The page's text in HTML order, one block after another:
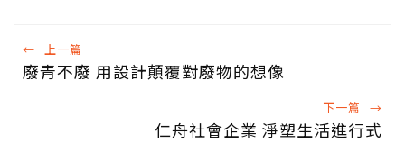
← 上一篇
廢青不廢 用設計顛覆對廢物的想像
下一篇 →
仁舟社會企業 淨塑生活進行式